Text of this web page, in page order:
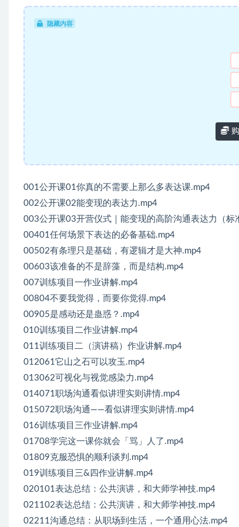
隐藏内容
001公开课01你真的不需要上那么多表达课.mp4
002公开课02能变现的表达力.mp4
003公开课03开营仪式｜能变现的高阶沟通表达力（标
00401任何场景下表达的必备基础.mp4
00502有条理只是基础，有逻辑才是大神.mp4
00603该准备的不是辞藻，而是结构.mp4
007训练项目一作业讲解.mp4
00804不要我觉得，而要你觉得.mp4
00905是感动还是蛊惑？.mp4
010训练项目二作业讲解.mp4
011训练项目二（演讲稿）作业讲解.mp4
012061它山之石可以攻玉.mp4
013062可视化与视觉感染力.mp4
014071职场沟通看似讲理实则讲情.mp4
015072职场沟通——看似讲理实则讲情.mp4
016训练项目三作业讲解.mp4
01708学完这一课你就会「骂」人了.mp4
01809克服恐惧的顺利谈判.mp4
019训练项目三&四作业讲解.mp4
020101表达总结：公共演讲，和大师学神技.mp4
021102表达总结：公共演讲，和大师学神技.mp4
02211沟通总结：从职场到生活，一个通用心法.mp4